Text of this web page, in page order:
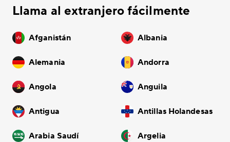
Llama al extranjero fácilmente
Afganistán Albania
Alemania Andorra
Angola Anguila
Antigua Antillas Holandesas
Arabia Saudí Argelia